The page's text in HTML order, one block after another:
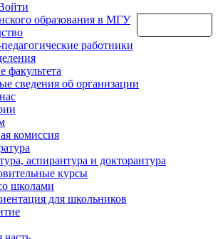
образования в МГУ
работники
факультета
сведения об организации
комиссия
аспирантура и докторантура
курсы
школами
для школьников